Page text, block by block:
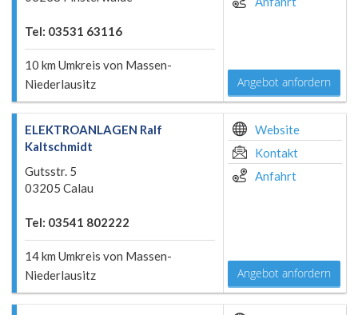
Tel: 03531 63116
10 km Umkreis von Massen-
Niederlausitz
Angebot anfordern
ELEKTROANLAGEN Ralf
Kaltschmidt
Gutsstr. 5
03205 Calau
Tel: 03541 802222
14 km Umkreis von Massen-
Niederlausitz
Website
Kontakt
Anfahrt
Angebot anfordern